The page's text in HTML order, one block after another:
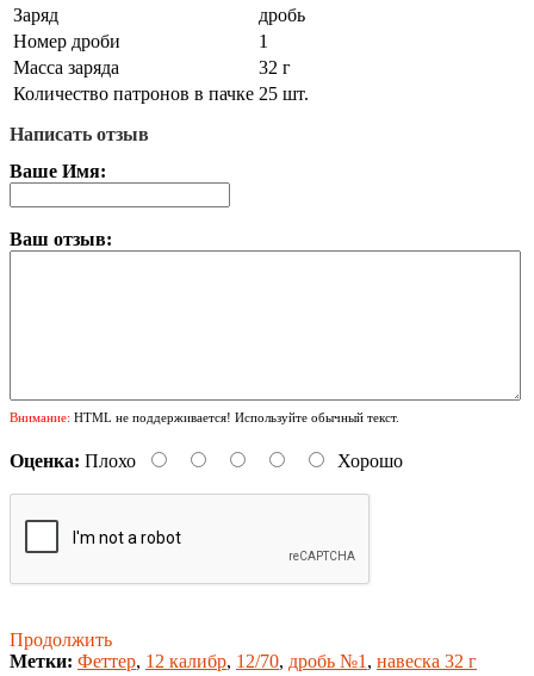
Заряд
дробь
Номер дроби
1
Масса заряда
32 г
Количество патронов в пачке 25 шт.
Написать отзыв
Ваше Имя:
Ваш отзыв:
Внимание: HTML не поддерживается! Используйте обычный текст.
Оценка: Плохо Хорошо
Продолжить
Метки: Феттер, 12 калибр, 12/70, дробь №1, навеска 32 г